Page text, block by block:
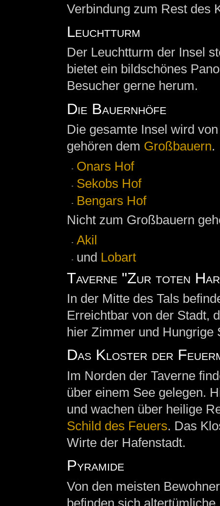
Verbindung zum Rest des
Leuchtturm
Der Leuchtturm der Insel
bietet ein bildschönes
Besucher gerne herum.
Die Bauernhöfe
Die gesamte Insel wird
gehören dem Großbauern.
Onars Hof
Sekobs Hof
Bengars Hof
Nicht zum Großbauern
Akil
und Lobart
Taverne "Zur toten
In der Mitte des Tals
Erreichtbar von der Stadt,
hier Zimmer und
Das Kloster der
Im Norden der Taverne
über einem See gelegen.
und wachen über heilige
Schild des Feuers. Das
Wirte der Hafenstadt.
Pyramide
Von den meisten
befinden sich